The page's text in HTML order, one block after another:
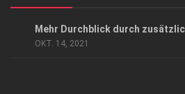
Mehr Durchblick durch
OKT. 14, 2021